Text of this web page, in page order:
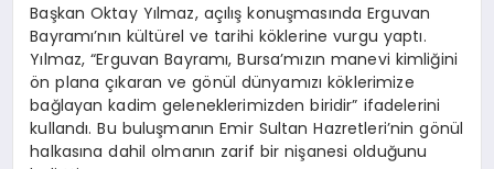
Başkan Oktay Yılmaz, açılış konuşmasında Erguvan
Bayramı’nın kültürel ve tarihi köklerine vurgu yaptı.
Yılmaz, “Erguvan Bayramı, Bursa’mızın manevi kimliğini
ön plana çıkaran ve gönül dünyamızı köklerimize
bağlayan kadim geleneklerimizden biridir” ifadelerini
kullandı. Bu buluşmanın Emir Sultan Hazretleri’nin gönül
halkasına dahil olmanın zarif bir nişanesi olduğunu